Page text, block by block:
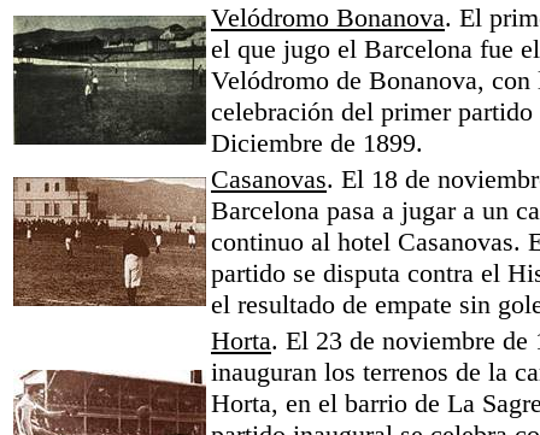
Velódromo Bonanova. El
el que jugo el Barcelona fue
Velódromo de Bonanova, con
celebración del primer partido
Diciembre de 1899.
Casanovas. El 18 de
Barcelona pasa a jugar a un
continuo al hotel Casanovas.
partido se disputa contra el
el resultado de empate sin
Horta. El 23 de noviembre de
inauguran los terrenos de la
Horta, en el barrio de La